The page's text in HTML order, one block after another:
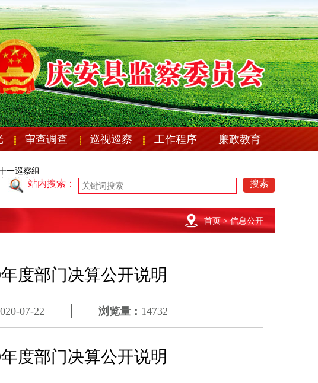
审查调查 巡视巡察 工作程序
廉政教育
巡察组反馈情况的公示
一巡察组反馈情况的公示关于加强2022年元旦春节期间 廉洁自律工作的通知
站内搜索： 搜索
首页> 信息公开
度部门决算公开说明
07-22 浏览量： 14732
度部门决算公开说明